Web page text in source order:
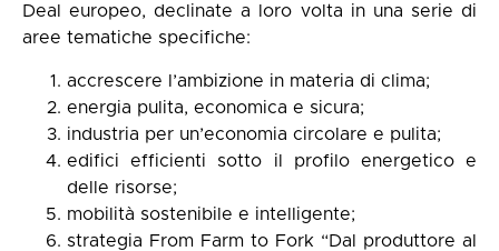
Deal europeo, declinate a loro volta in una serie di
aree tematiche specifiche:
accrescere l’ambizione in materia di clima;
energia pulita, economica e sicura;
industria per un’economia circolare e pulita;
edifici efficienti sotto il profilo energetico e
delle risorse;
mobilità sostenibile e intelligente;
strategia From Farm to Fork “Dal produttore al